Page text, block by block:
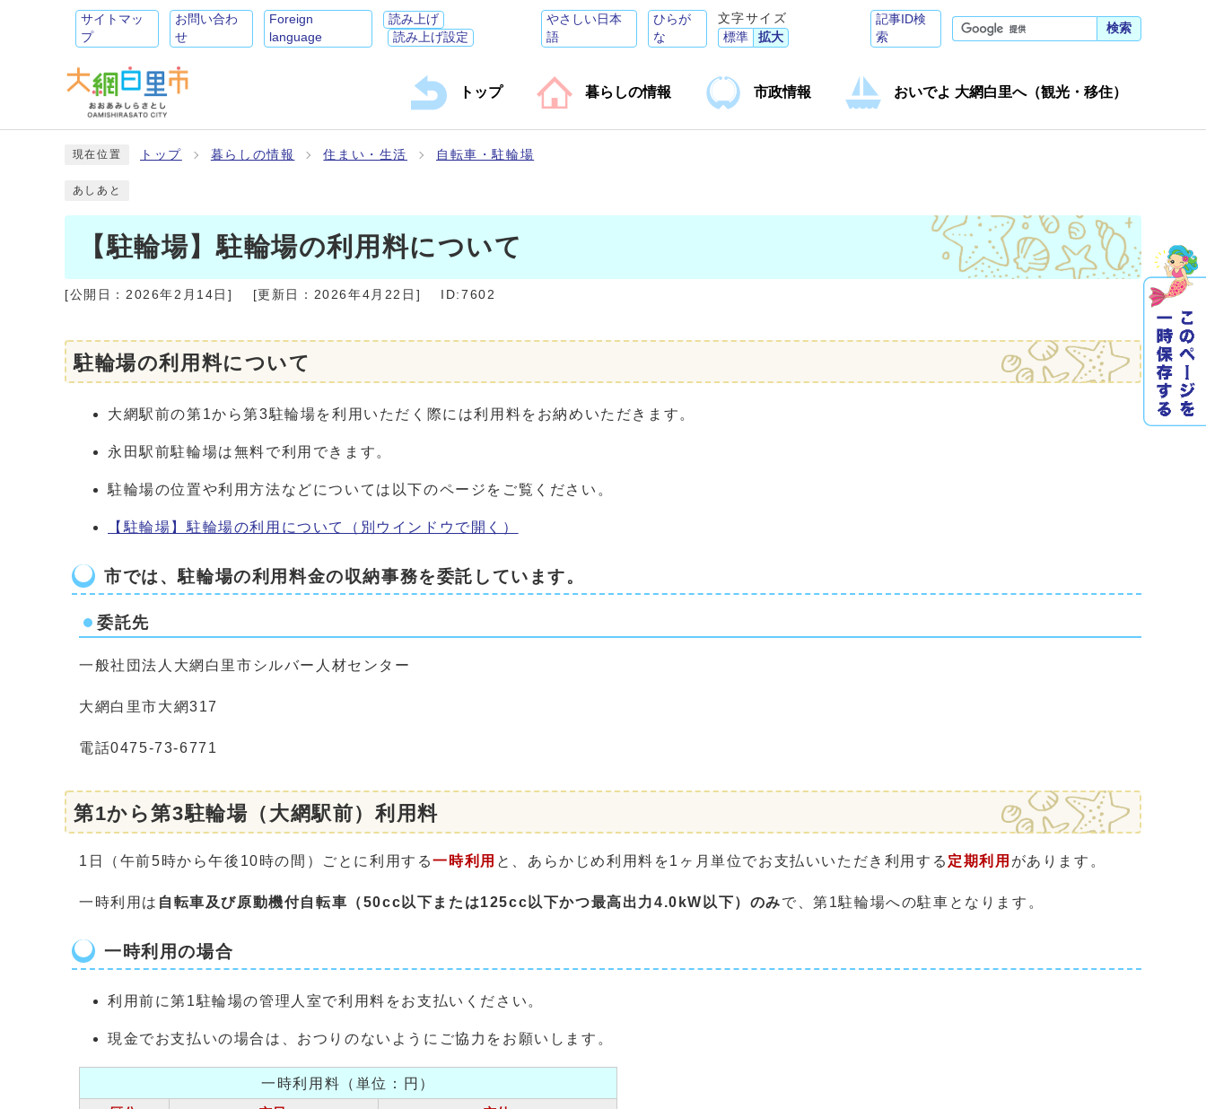
サイトマッ
プ
お問い合わ
せ
Foreign
language
読み上げ
読み上げ設定
やさしい日本
語
ひらが
な
文字サイズ
標準
拡大
記事ID検
索
検索
トップ 暮らしの情報 市政情報 おいでよ 大網白里へ（観光・移住）
現在位置 トップ 暮らしの情報 住まい・生活 自転車・駐輪場
あしあと
【駐輪場】駐輪場の利用料について
[公開日： 2026年2月14日 ] [更新日： 2026年4月22日 ] ID:7602
駐輪場の利用料について
大網駅前の第1から第3駐輪場を利用いただく際には利用料をお納めいただきます。
永田駅前駐輪場は無料で利用できます。
駐輪場の位置や利用方法などについては以下のページをご覧ください。
【駐輪場】駐輪場の利用について （別ウインドウで開く）
市では、駐輪場の利用料金の収納事務を委託しています。
委託先
一般社団法人大網白里市シルバー人材センター
大網白里市大網317
電話0475-73-6771
第1から第3駐輪場（大網駅前）利用料
1日（午前5時から午後10時の間）ごとに利用する一時利用 と、あらかじめ利用料を1ヶ月単位でお支払いいただき利用する 定期利用 があります。
一時利用は 自転車及び原動機付自転車（50cc以下または125cc以下かつ最高出力4.0kW以下）のみで、第1駐輪場への駐車となります。
一時利用の場合
利用前に第1駐輪場の管理人室で利用料をお支払いください。
現金でお支払いの場合は、おつりのないようにご協力をお願いします。
一時利用料（単位：円）